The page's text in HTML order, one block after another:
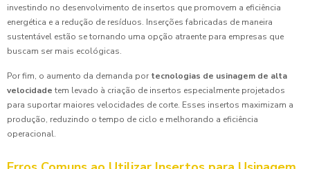
investindo no desenvolvimento de insertos que promovem a eficiência
energética e a redução de resíduos. Inserções fabricadas de maneira
sustentável estão se tornando uma opção atraente para empresas que
buscam ser mais ecológicas.
Por fim, o aumento da demanda por tecnologias de usinagem de alta
velocidade tem levado à criação de insertos especialmente projetados
para suportar maiores velocidades de corte. Esses insertos maximizam a
produção, reduzindo o tempo de ciclo e melhorando a eficiência
operacional.